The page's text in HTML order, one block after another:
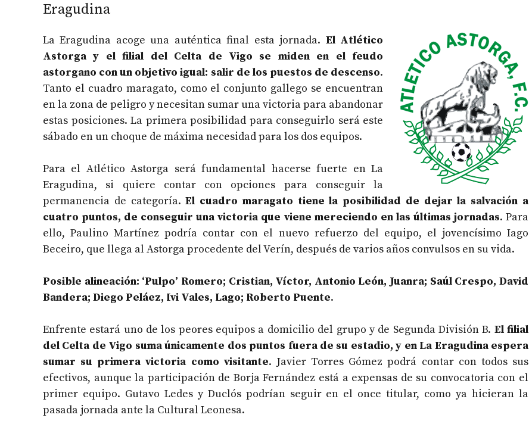
Eragudina
La Eragudina acoge una auténtica final esta jornada. El Atlético
Astorga y el filial del Celta de Vigo se miden en el feudo
astorgano con un objetivo igual: salir de los puestos de descenso.
Tanto el cuadro maragato, como el conjunto gallego se encuentran
en la zona de peligro y necesitan sumar una victoria para abandonar
estas posiciones. La primera posibilidad para conseguirlo será este
sábado en un choque de máxima necesidad para los dos equipos.
Para el Atlético Astorga será fundamental hacerse fuerte en La
Eragudina, si quiere contar con opciones para conseguir la
permanencia de categoría.El cuadro maragato tiene la posibilidad de dejar la salvación a
cuatro puntos, de conseguir una victoria que viene mereciendo en las últimas jornadas. Para
ello, Paulino Martínez podría contar con el nuevo refuerzo del equipo, el jovencísimo Iago
Beceiro, que llega al Astorga procedente del Verín, después de varios años convulsos en su vida.
Posible alineación: ‘Pulpo’ Romero; Cristian, Víctor, Antonio León, Juanra; Saúl Crespo, David
Bandera; Diego Peláez, Ivi Vales, Lago; Roberto Puente.
Enfrente estará uno de los peores equipos a domicilio del grupo y de Segunda División B. El filial
del Celta de Vigo suma únicamente dos puntos fuera de su estadio, y en La Eragudina espera
sumar su primera victoria como visitante. Javier Torres Gómez podrá contar con todos sus
efectivos, aunque la participación de Borja Fernández está a expensas de su convocatoria con el
primer equipo. Gutavo Ledes y Duclós podrían seguir en el once titular, como ya hicieran la
pasada jornada ante la Cultural Leonesa.